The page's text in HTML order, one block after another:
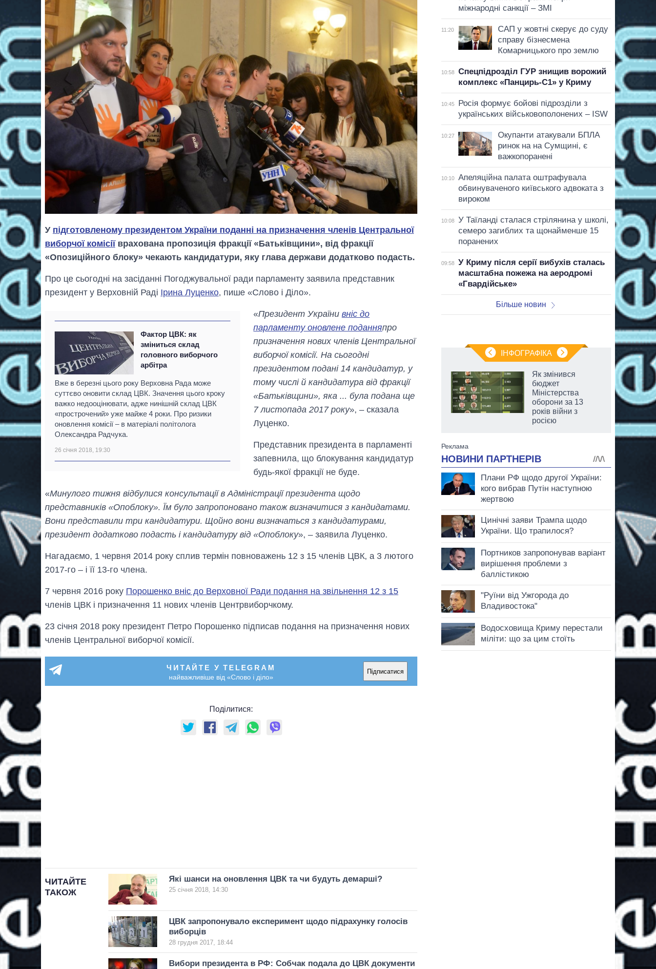
У підготовленому президентом України поданні на призначення членів Центральної
виборчої комісіїврахована пропозиція фракції «Батьківщини», від фракції
«Опозиційного блоку» чекають кандидатури, яку глава держави додатково подасть.
Про це сьогодні на засіданні Погоджувальної ради парламенту заявила представник
президент у Верховній Раді Ірина Луценко, пише «Слово і Діло».
Фактор ЦВК: як
зміниться склад
головного виборчого
арбітра
Вже в березні цього року Верховна Рада може
суттєво оновити склад ЦВК. Значення цього кроку
важко недооцінювати, адже нинішній склад ЦВК
«прострочений» уже майже 4 роки. Про ризики
оновлення комісії – в матеріалі політолога
Олександра Радчука.
26 січня 2018, 19:30
«Президент Українивніс до
парламенту оновлене поданняпро
призначення нових членів Центральної
виборчої комісії. На сьогодні
президентом подані 14 кандидатур, у
тому числі й кандидатура від фракції
«Батьківщини», яка ... була подана ще
7 листопада 2017 року», – сказала
Луценко.
Представник президента в парламенті
запевнила, що блокування кандидатур
будь-якої фракції не буде.
«Минулого тижня відбулися консультації в Адміністрації президента щодо
представників «Опоблоку». Їм було запропоновано також визначитися з кандидатами.
Вони представили три кандидатури. Щойно вони визначаться з кандидатурами,
президент додатково подасть і кандидатуру від «Опоблоку», – заявила Луценко.
Нагадаємо, 1 червня 2014 року сплив термін повноважень 12 з 15 членів ЦВК, а 3 лютого
2017-го – і її 13-го члена.
7 червня 2016 року Порошенко вніс до Верховної Ради подання на звільнення 12 з 15
членів ЦВК і призначення 11 нових членів Центрвиборчкому.
23 січня 2018 року президент Петро Порошенко підписав подання на призначення нових
членів Центральної виборчої комісії.
ЧИТАЙТЕ У TELEGRAM
найважливіше від «Слово і діло»
Підписатися
Поділитися:
ЧИТАЙТЕ
ТАКОЖ
Які шанси на оновлення ЦВК та чи будуть демарші?
25 січня 2018, 14:30
ЦВК запропонувало експеримент щодо підрахунку голосів
виборців
28 грудня 2017, 18:44
Вибори президента в РФ: Собчак подала до ЦВК документи
міжнародні санкції – ЗМІ
11:20
САП у жовтні скерує до суду
справу бізнесмена
Комарницького про землю
10:58
Спецпідрозділ ГУР знищив ворожий
комплекс «Панцирь-С1» у Криму
10:45
Росія формує бойові підрозділи з
українських військовополонених – ISW
10:27
Окупанти атакували БПЛА
ринок на на Сумщині, є
важкопоранені
10:10
Апеляційна палата оштрафувала
обвинуваченого київського адвоката з
вироком
10:08
У Таїланді сталася стрілянина у школі,
семеро загиблих та щонайменше 15
поранених
09:58
У Криму після серії вибухів сталась
масштабна пожежа на аеродромі
«Гвардійське»
Більше новин
ІНФОГРАФІКА
Як зросли тарифи
на холодну воду у
містах України на
початок серпня
Як змінився
бюджет
Міністерства
оборони за 13
років війни з
росією